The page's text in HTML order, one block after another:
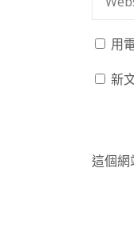
用
新
這個網